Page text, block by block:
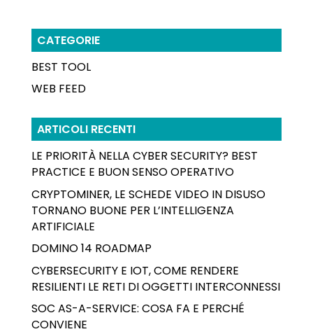
CATEGORIE
BEST TOOL
WEB FEED
ARTICOLI RECENTI
LE PRIORITÀ NELLA CYBER SECURITY? BEST
PRACTICE E BUON SENSO OPERATIVO
CRYPTOMINER, LE SCHEDE VIDEO IN DISUSO
TORNANO BUONE PER L’INTELLIGENZA
ARTIFICIALE
DOMINO 14 ROADMAP
CYBERSECURITY E IOT, COME RENDERE
RESILIENTI LE RETI DI OGGETTI INTERCONNESSI
SOC AS-A-SERVICE: COSA FA E PERCHÉ
CONVIENE